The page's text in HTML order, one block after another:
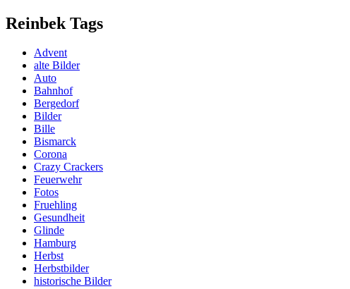
Reinbek Tags
Advent
alte Bilder
Auto
Bahnhof
Bergedorf
Bilder
Bille
Bismarck
Corona
Crazy Crackers
Feuerwehr
Fotos
Fruehling
Gesundheit
Glinde
Hamburg
Herbst
Herbstbilder
historische Bilder